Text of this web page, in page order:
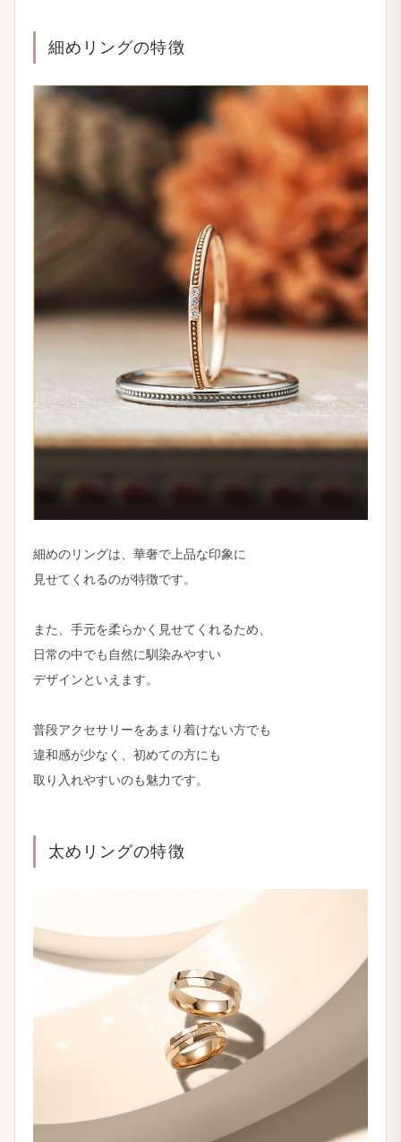
細めリングの​特徴
細めの​リングは、​華奢で​上品な​印象に
見せてくれるのが​特徴です。
また、​手元を​柔らかく​見せてくれる​ため、
日常の​中でも​自然に​馴染みやすい
デザインと​いえます。
普段アクセサリーを​あまり​着けない方でも
違和感が​少なく、​初めての方にも
取り​入れやすいのも​魅力です。
太めリングの​特徴